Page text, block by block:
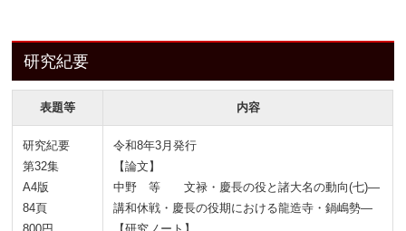
研究紀要
表題等 内容
研究紀要
第32集
A4版
84頁
令和8年3月発行
【論文】
中野 等 文禄・慶長の役と諸大名の動向(七)―
講和休戦・慶長の役期における龍造寺・鍋嶋勢―